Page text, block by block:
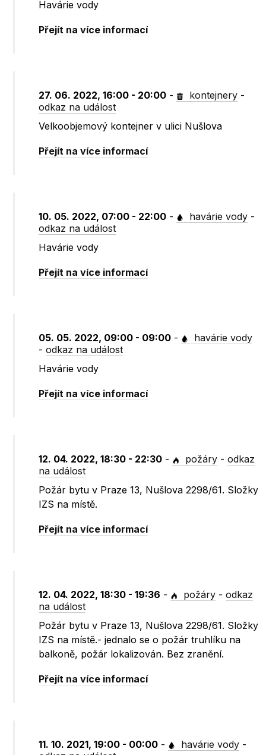
Havárie vody
Přejít na více informací
27. 06. 2022, 16:00 - 20:00 - kontejnery -
odkaz na událost
Velkoobjemový kontejner v ulici Nušlova
Přejít na více informací
10. 05. 2022, 07:00 - 22:00 - havárie vody -
odkaz na událost
Havárie vody
Přejít na více informací
05. 05. 2022, 09:00 - 09:00 -
havárie vody
-odkaz na událost
Havárie vody
Přejít na více informací
12. 04. 2022, 18:30 - 22:30 - požáry -odkaz
na událost
Požár bytu v Praze 13, Nušlova 2298/61. Složky
IZS na místě.
Přejít na více informací
12. 04. 2022, 18:30 - 19:36 - požáry -odkaz
na událost
Požár bytu v Praze 13, Nušlova 2298/61. Složky
IZS na místě.- jednalo se o požár truhlíku na
balkoně, požár lokalizován. Bez zranění.
Přejít na více informací
11. 10. 2021, 19:00 - 00:00 - havárie vody -